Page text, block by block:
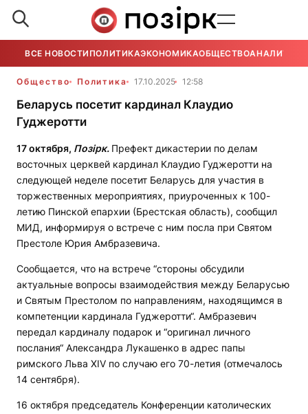
ВСЕ НОВОСТИ ПОЛИТИКАЭКОНОМИКАОБЩЕСТВОАНАЛИТИКА
Общество Политика 17.10.2025 12:58
Беларусь посетит кардинал Клаудио
Гуджеротти
17 октября, Позірк. Префект дикастерии по делам
восточных церквей кардинал Клаудио Гуджеротти на
следующей неделе посетит Беларусь для участия в
торжественных мероприятиях, приуроченных к 100-
летию Пинской епархии (Брестская область), сообщил
МИД, информируя о встрече с ним посла при Святом
Престоле Юрия Амбразевича.
Сообщается, что на встрече “стороны обсудили
актуальные вопросы взаимодействия между Беларусью
и Святым Престолом по направлениям, находящимся в
компетенции кардинала Гуджеротти“. Амбразевич
передал кардиналу подарок и “оригинал личного
послания“ Александра Лукашенко в адрес папы
римского Льва XIV по случаю его 70-летия (отмечалось
14 сентября).
16 октября председатель Конференции католических